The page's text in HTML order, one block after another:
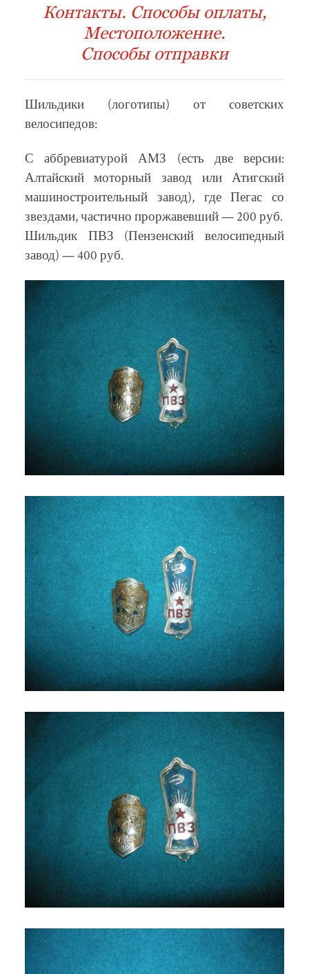
Контакты. Способы оплаты,
Местоположение.
Способы отправки
Шильдики (логотипы) от советских
велосипедов:
С аббревиатурой АМЗ (есть две версии:
Алтайский моторный завод или Атигский
машиностроительный завод), где Пегас со
звездами, частично проржавевший — 200 руб.
Шильдик ПВЗ (Пензенский велосипедный
завод) — 400 руб.